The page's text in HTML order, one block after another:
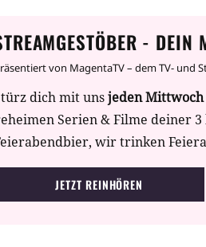
- DEIN
von MagentaTV – dem TV- und
dich mit unsjeden Mittwoch
Serien & Filme deiner
wir trinken
JETZT REINHÖREN